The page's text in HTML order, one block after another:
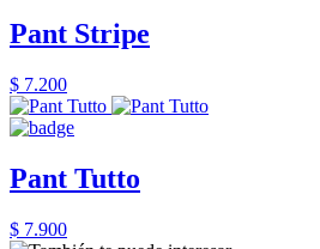
Pant Stripe
$ 7.200
Pant Tutto
$ 7.900